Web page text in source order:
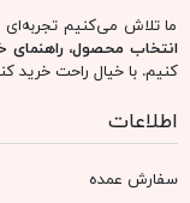
ما تلاش می‌کنیم تجربه‌ای
انتخاب محصول، راهنمای
کنیم. با خیال راحت خرید
اطلاعات
سفارش عمده